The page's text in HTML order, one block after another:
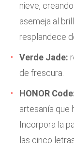
nieve,
asemeja al
resplandece
Verde Jade:
de frescura.
HONOR
artesanía que
Incorpora la
las cinco